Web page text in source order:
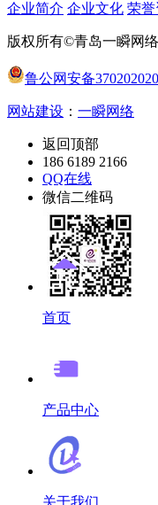
企业简介 企业文化 荣
版权所有©青岛一瞬网
鲁公网安备
网站建设 ： 一瞬网络
返回顶部
186 6189 2166
QQ在线
微信二维码
首页
产品中心